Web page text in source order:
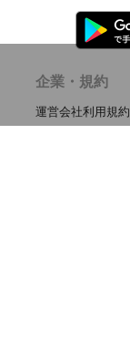
企業・規約
運営会社利用規約